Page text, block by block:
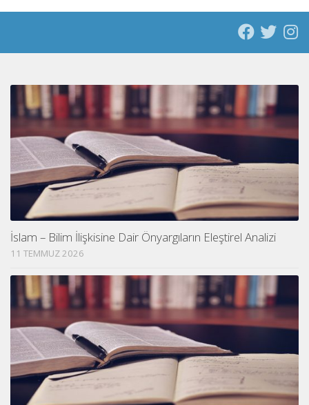
İslam – Bilim İlişkisine Dair Önyargıların Eleştirel Analizi
11 TEMMUZ 2026